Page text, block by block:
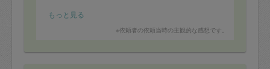
お風呂のドアレールのこびりついた汚れも落として頂
最後はベランダの窓まわりの拭き掃除もやって下さり、
もっと見る
※依頼者の依頼当時の主観的な感想です。